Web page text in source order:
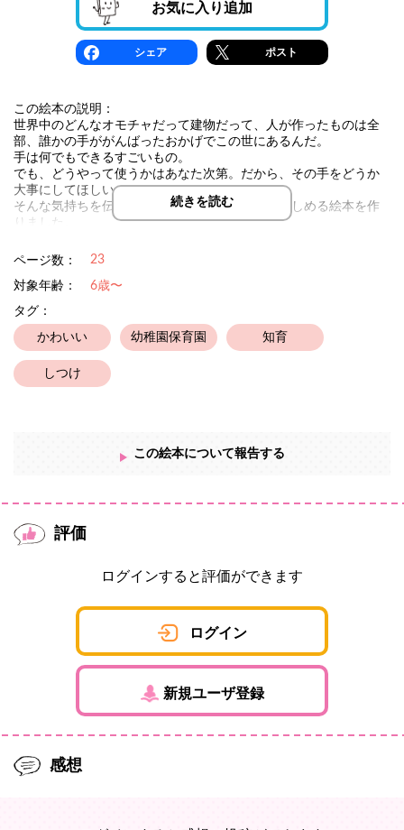
お気に入り追加
シェア ポスト
この絵本の説明：
世界中のどんなオモチャだって建物だって、人が作ったものは全
部、誰かの手ががんばったおかげでこの世にあるんだ。
手は何でもできるすごいもの。
でも、どうやって使うかはあなた次第。だから、その手をどうか
大事にしてほしい。
そんな気持ちを伝えたくて、幼児から大人まで楽しめる絵本を作
りました。
続きを読む
ページ数： 23
対象年齢：
6歳〜
タグ：
かわいい 幼稚園保育園 知育
しつけ
この絵本について報告する
評価
ログインすると評価ができます
ログイン
新規ユーザ登録
感想